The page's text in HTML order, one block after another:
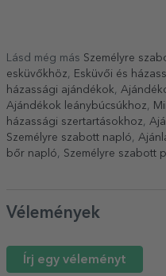
Lásd még más Személyre
esküvőkhöz, Esküvői és
házassági ajándékok,
Ajándékok leánybúcsúkhoz,
házassági szertartásokhoz,
Személyre szabott napló,
bőr napló, Személyre szabott
Vélemények
Írj egy véleményt